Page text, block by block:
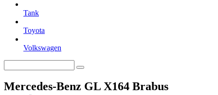
Tank
Toyota
Volkswagen
Mercedes-Benz GL X164 Brabus